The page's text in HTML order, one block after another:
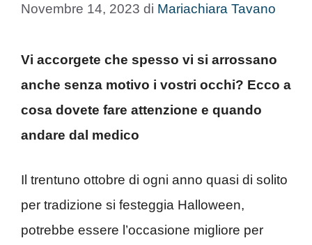
Novembre 14, 2023 di Mariachiara Tavano
Vi accorgete che spesso vi si arrossano
anche senza motivo i vostri occhi? Ecco a
cosa dovete fare attenzione e quando
andare dal medico
Il trentuno ottobre di ogni anno quasi di solito
per tradizione si festeggia Halloween,
potrebbe essere l’occasione migliore per